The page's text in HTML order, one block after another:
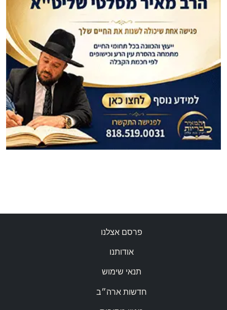
פרסם אצלנו
אודותנו
תנאי שימוש
חדשות ארה״ב